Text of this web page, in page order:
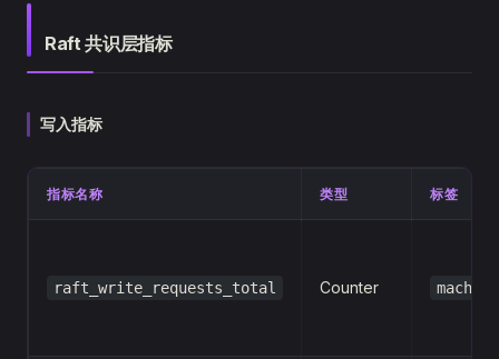
Raft 共识层指标
写入指标
指标名称 类型 标签
raft_write_requests_total Counter machine